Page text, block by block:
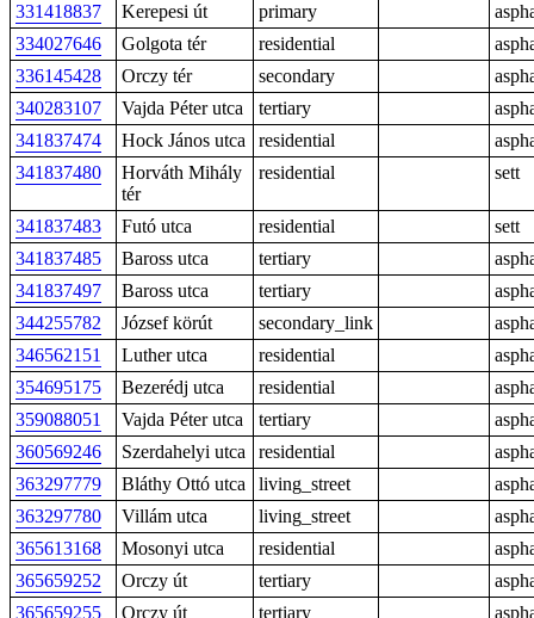
331418837
Kerepesi út primary
334027646
Golgota tér residential
336145428
Orczy tér secondary
340283107
Vajda Péter utca tertiary
341837474
Hock János utca residential
341837480
Horváth Mihály
tér
residential sett
341837483 Futó utca residential
sett
341837485
Baross utca tertiary
341837497
Baross utca tertiary
344255782
József körút secondary_link
346562151
Luther utca residential
354695175
Bezerédj utca residential
359088051
Vajda Péter utca tertiary
360569246
Szerdahelyi utca residential
363297779
Bláthy Ottó utca living_street
363297780
Villám utca living_street
365613168
Mosonyi utca residential
365659252
Orczy út tertiary
365659255
Orczy út tertiary